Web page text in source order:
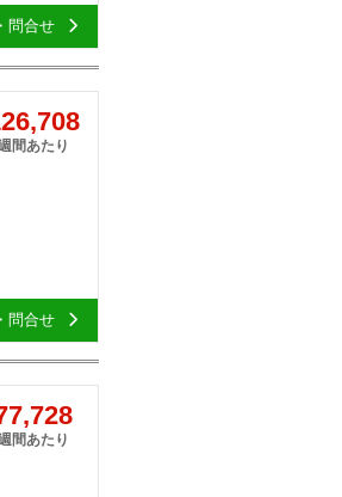
問合せ
間あたり
問合せ
間あたり